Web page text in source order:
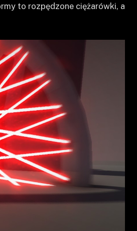
to rozpędzone ciężarówki, a